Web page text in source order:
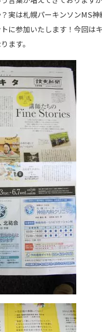
実は札幌パーキンソンMS
に参加いたします！今回は
ます。